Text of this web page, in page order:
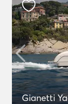
Gianetti